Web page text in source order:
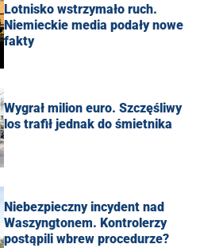
Lotnisko wstrzymało ruch.
Niemieckie media podały nowe
fakty
Wygrał milion euro. Szczęśliwy
los trafił jednak do śmietnika
Niebezpieczny incydent nad
Waszyngtonem. Kontrolerzy
postąpili wbrew procedurze?